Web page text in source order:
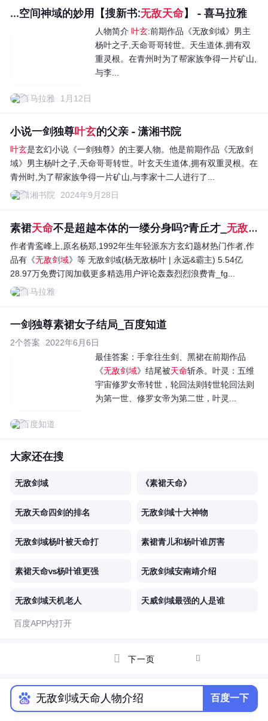
...空间神域的妙用【搜新书:无敌天命】 - 喜马拉雅
人物简介 叶玄:前期作品《无敌剑域》男主
杨叶之子,天命哥哥转世。天生道体,拥有双
重灵根。在青州时为了帮家族争得一片矿山,
与李...
喜马拉雅 1月12日
小说一剑独尊叶玄的父亲 - 潇湘书院
叶玄是玄幻小说《一剑独尊》的主要人物。他是前期作品《无敌剑
域》男主杨叶之子,天命哥哥转世。叶玄天生道体,拥有双重灵根。在
青州时,为了帮家族争得一片矿山,与李家十二人进行了...
潇湘书院
2024年9月28日
素裙天命不是超越本体的一缕分身吗?青丘才_ 无敌剑域
作者青鸾峰上,原名杨郑,1992年生年轻派东方玄幻题材热门作者,作
品有《无敌剑域》等 无敌剑域(杨无敌杨叶 | 永远&霸主) 5.54亿
28.97万免费订阅加载更多精选用户评论轰轰烈烈浪费青_fg...
喜马拉雅
一剑独尊素裙女子结局_百度知道
2个答案
2022年6月6日
最佳答案： 手拿往生剑、黑裙在前期作品
《无敌剑域》结尾被天命斩杀。叶灵：五维
宇宙修罗女帝转世，轮回法则转世轮回法则
为第一世、修罗女帝为第二世，叶灵...
百度知道
大家还在搜
无敌剑域 《素裙天命》
无敌天命四剑的排名 无敌剑域十大神物
无敌剑域杨叶被天命打 素裙青儿和杨叶谁厉害
素裙天命vs杨叶谁更强 无敌剑域安南靖介绍
无敌剑域天机老人 天威剑域最强的人是谁
百度APP内打开
 下一页 
百度一下